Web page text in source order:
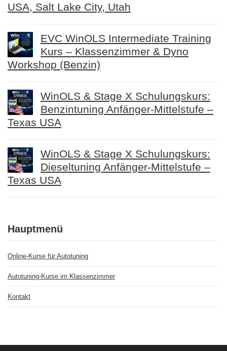
USA, Salt Lake City, Utah
EVC WinOLS Intermediate Training
Kurs – Klassenzimmer & Dyno
Workshop (Benzin)
WinOLS & Stage X Schulungskurs:
Benzintuning Anfänger-Mittelstufe –
Texas USA
WinOLS & Stage X Schulungskurs:
Dieseltuning Anfänger-Mittelstufe –
Texas USA
Hauptmenü
Online-Kurse für Autotuning
Autotuning-Kurse im Klassenzimmer
Kontakt